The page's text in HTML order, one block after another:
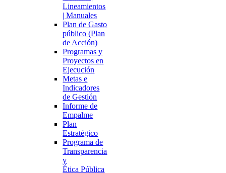
Lineamientos
| Manuales
Plan de Gasto
público (Plan
de Acción)
Programas y
Proyectos en
Ejecución
Metas e
Indicadores
de Gestión
Informe de
Empalme
Plan
Estratégico
Programa de
Transparencia
y
Ética Pública